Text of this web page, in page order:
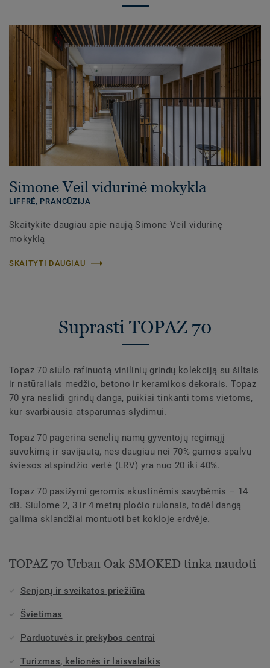
Simone Veil vidurinė mokykla
LIFFRÉ, PRANCŪZIJA
Skaitykite daugiau apie naują Simone Veil vidurinę
mokyklą
SKAITYTI DAUGIAU
Suprasti TOPAZ 70
Topaz 70 siūlo rafinuotą vinilinių grindų kolekciją su šiltais
ir natūraliais medžio, betono ir keramikos dekorais. Topaz
70 yra neslidi grindų danga, puikiai tinkanti toms vietoms,
kur svarbiausia atsparumas slydimui.
Topaz 70 pagerina senelių namų gyventojų regimąjį
suvokimą ir savijautą, nes daugiau nei 70% gamos spalvų
šviesos atspindžio vertė (LRV) yra nuo 20 iki 40%.
Topaz 70 pasižymi geromis akustinėmis savybėmis – 14
dB. Siūlome 2, 3 ir 4 metrų pločio rulonais, todėl dangą
galima sklandžiai montuoti bet kokioje erdvėje.
TOPAZ 70 Urban Oak SMOKED tinka naudoti
Senjorų ir sveikatos priežiūra
Švietimas
Parduotuvės ir prekybos centrai
Turizmas, kelionės ir laisvalaikis